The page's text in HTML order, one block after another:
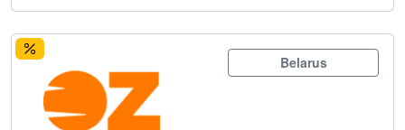
Belarus